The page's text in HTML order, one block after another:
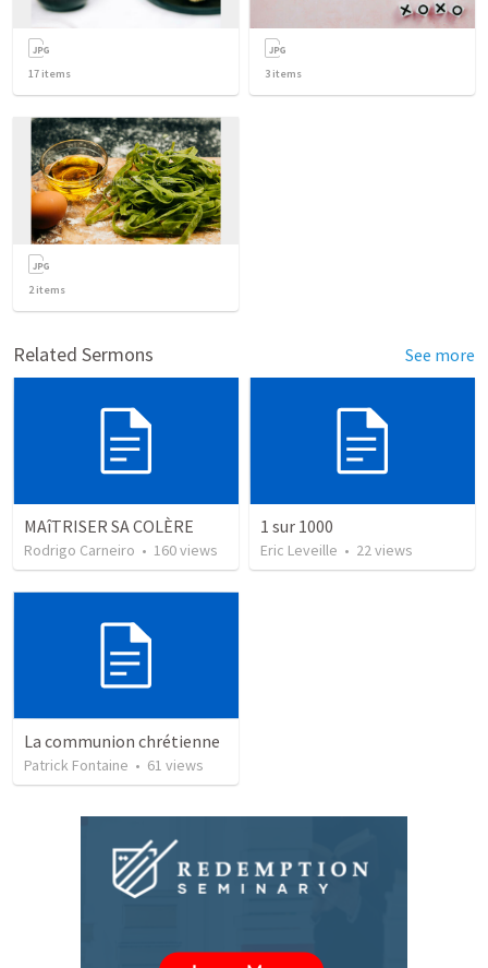
17 items 3 items
2items
Related Sermons See more
MAîTRISER SA COLÈRE
Rodrigo Carneiro • 160views
1 sur 1000
Eric Leveille • 22views
La communion chrétienne
Patrick Fontaine • 61 views